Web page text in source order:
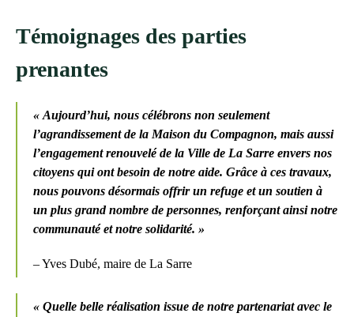
Témoignages des parties
prenantes
« Aujourd’hui, nous célébrons non seulement
l’agrandissement de la Maison du Compagnon, mais aussi
l’engagement renouvelé de la Ville de La Sarre envers nos
citoyens qui ont besoin de notre aide. Grâce à ces travaux,
nous pouvons désormais offrir un refuge et un soutien à
un plus grand nombre de personnes, renforçant ainsi notre
communauté et notre solidarité. »
– Yves Dubé, maire de La Sarre
« Quelle belle réalisation issue de notre partenariat avec le